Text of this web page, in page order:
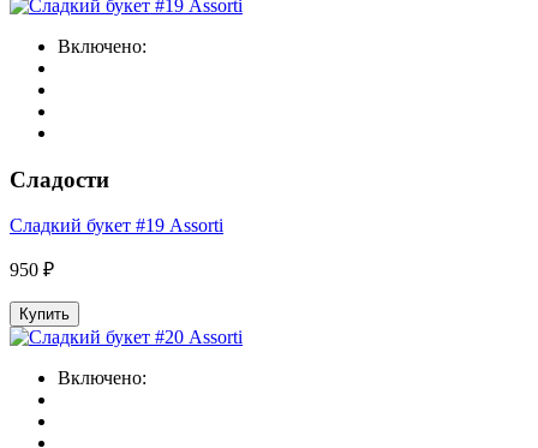
Включено:
Сладости
Сладкий букет #19 Assorti
950 ₽
Купить
Включено: